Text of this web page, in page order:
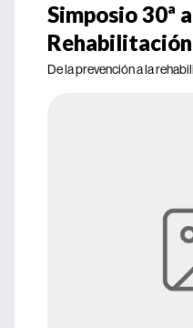
Simposio 30ª
De la prevención a la